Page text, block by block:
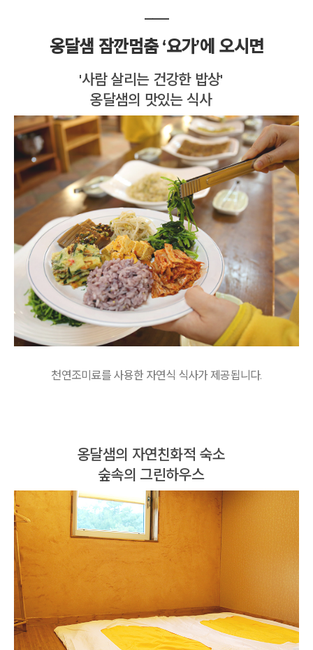
옹달샘 잠깐멈춤 ‘요가’에 오시면
'사람 살리는 건강한 밥상'
옹달샘의 맛있는 식사
천연조미료를 사용한 자연식 식사가 제공됩니다.
옹달샘의 자연친화적 숙소
숲속의 그린하우스